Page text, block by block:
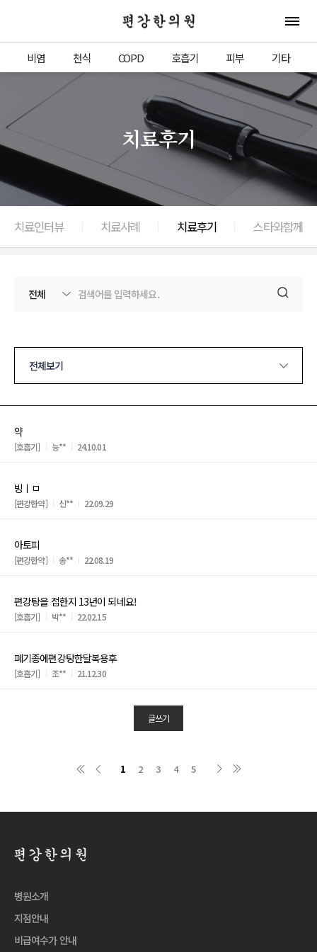
편강한의원 전체
비염 천식 COPD 호흡기 피부 기타
치료후기
치료인터뷰 치료사례 치료후기 스타와함께
전체보기
약
[호흡기] 능** 24.10.01
빙ㅣㅁ
[편강한약] 신** 22.09.29
아토피
[편강한약] 송** 22.08.19
편강탕을 접한지 13년이 되네요!
[호흡기] 박** 22.02.15
폐기종에편강탕한달복용후
[호흡기] 조** 21.12.30
글쓰기
1 2 3 4 5
병원소개
지점안내
비급여수가 안내